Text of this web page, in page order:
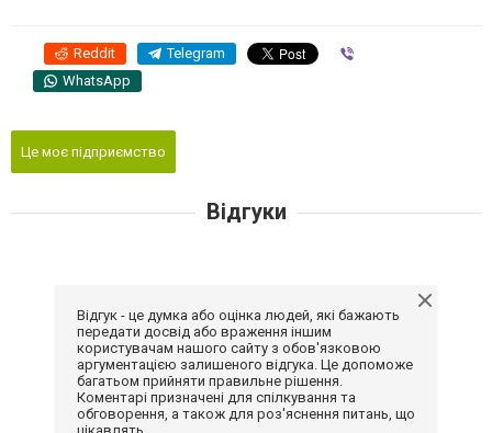
Reddit Telegram
WhatsApp
Це моє підприємство
Відгуки
Відгук - це думка або оцінка людей, які бажають
передати досвід або враження іншим
користувачам нашого сайту з обов'язковою
аргументацією залишеного відгука. Це допоможе
багатьом прийняти правильне рішення.
Коментарі призначені для спілкування та
обговорення, а також для роз'яснення питань, що